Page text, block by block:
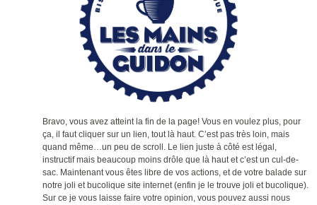
Bravo, vous avez atteint la fin de la page! Vous en voulez plus, pour
ça, il faut cliquer sur un lien, tout là haut. C’est pas très loin, mais
quand même…un peu de scroll. Le lien juste à côté est légal,
instructif mais beaucoup moins drôle que là haut et c’est un cul-de-
sac. Maintenant vous êtes libre de vos actions, et de votre balade sur
notre joli et bucolique site internet (enfin je le trouve joli et bucolique).
Sur ce je vous laisse faire votre opinion, vous pouvez aussi nous